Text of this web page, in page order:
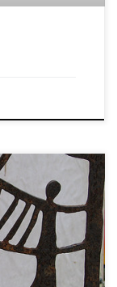
zu machen,
Beide […]